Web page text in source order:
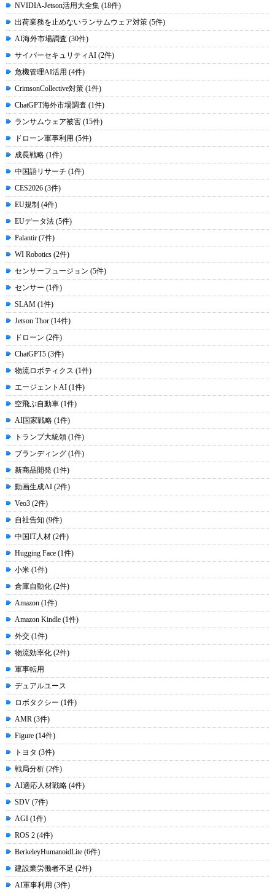
NVIDIA-Jetson活用大全集 (18件)
出荷業務を止めないランサムウェア対策 (5件)
AI海外市場調査 (30件)
サイバーセキュリティAI (2件)
危機管理AI活用 (4件)
CrimsonCollective対策 (1件)
ChatGPT海外市場調査 (1件)
ランサムウェア被害 (15件)
ドローン軍事利用 (5件)
成長戦略 (1件)
中国語リサーチ (1件)
CES2026 (3件)
EU規制 (4件)
EUデータ法 (5件)
Palantir (7件)
WI Robotics (2件)
センサーフュージョン (5件)
センサー (1件)
SLAM (1件)
Jetson Thor (14件)
ドローン (2件)
ChatGPT5 (3件)
物流ロボティクス (1件)
エージェントAI (1件)
空飛ぶ自動車 (1件)
AI国家戦略 (1件)
トランプ大統領 (1件)
ブランディング (1件)
新商品開発 (1件)
動画生成AI (2件)
Veo3 (2件)
自社告知 (9件)
中国IT人材 (2件)
Hugging Face (1件)
小米 (1件)
倉庫自動化 (2件)
Amazon (1件)
Amazon Kindle (1件)
外交 (1件)
物流効率化 (2件)
軍事転用
デュアルユース
ロボタクシー (1件)
AMR (3件)
Figure (14件)
トヨタ (3件)
戦局分析 (2件)
AI適応人材戦略 (4件)
SDV (7件)
AGI (1件)
ROS 2 (4件)
BerkeleyHumanoidLite (6件)
建設業労働者不足 (2件)
AI軍事利用 (3件)